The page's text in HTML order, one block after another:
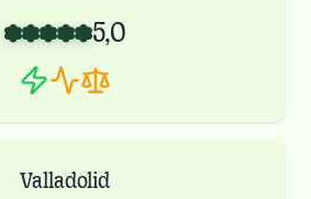
5,0
Valladolid